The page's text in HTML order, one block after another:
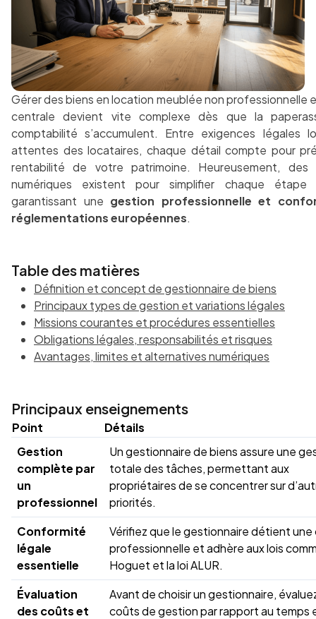
Gérer des biens en location meublée non professionnelle
centrale devient vite complexe dès que la
comptabilité s’accumulent. Entre exigences légales
attentes des locataires, chaque détail compte pour
rentabilité de votre patrimoine. Heureusement, des
numériques existent pour simplifier chaque
garantissant une gestion professionnelle et
réglementations européennes.
Table des matières
Définition et concept de gestionnaire de biens
Principaux types de gestion et variations légales
Missions courantes et procédures essentielles
Obligations légales, responsabilités et risques
Avantages, limites et alternatives numériques
Principaux enseignements
Point
Détails
Gestion
complète par
un
professionnel
Un gestionnaire de biens assure une
totale des tâches, permettant aux
propriétaires de se concentrer sur
priorités.
Conformité
légale
essentielle
Vérifiez que le gestionnaire détient
professionnelle et adhère aux lois
Hoguet et la loi ALUR.
Évaluation
des coûts et
Avant de choisir un gestionnaire,
coûts de gestion par rapport au temps